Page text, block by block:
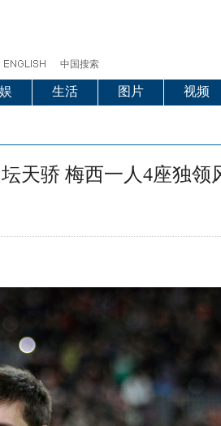
中国搜索
生活 图片 视频
天骄 梅西一人4座独领